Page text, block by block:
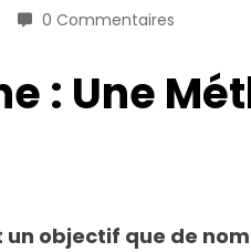
0 Commentaires
: Une
un objectif que de